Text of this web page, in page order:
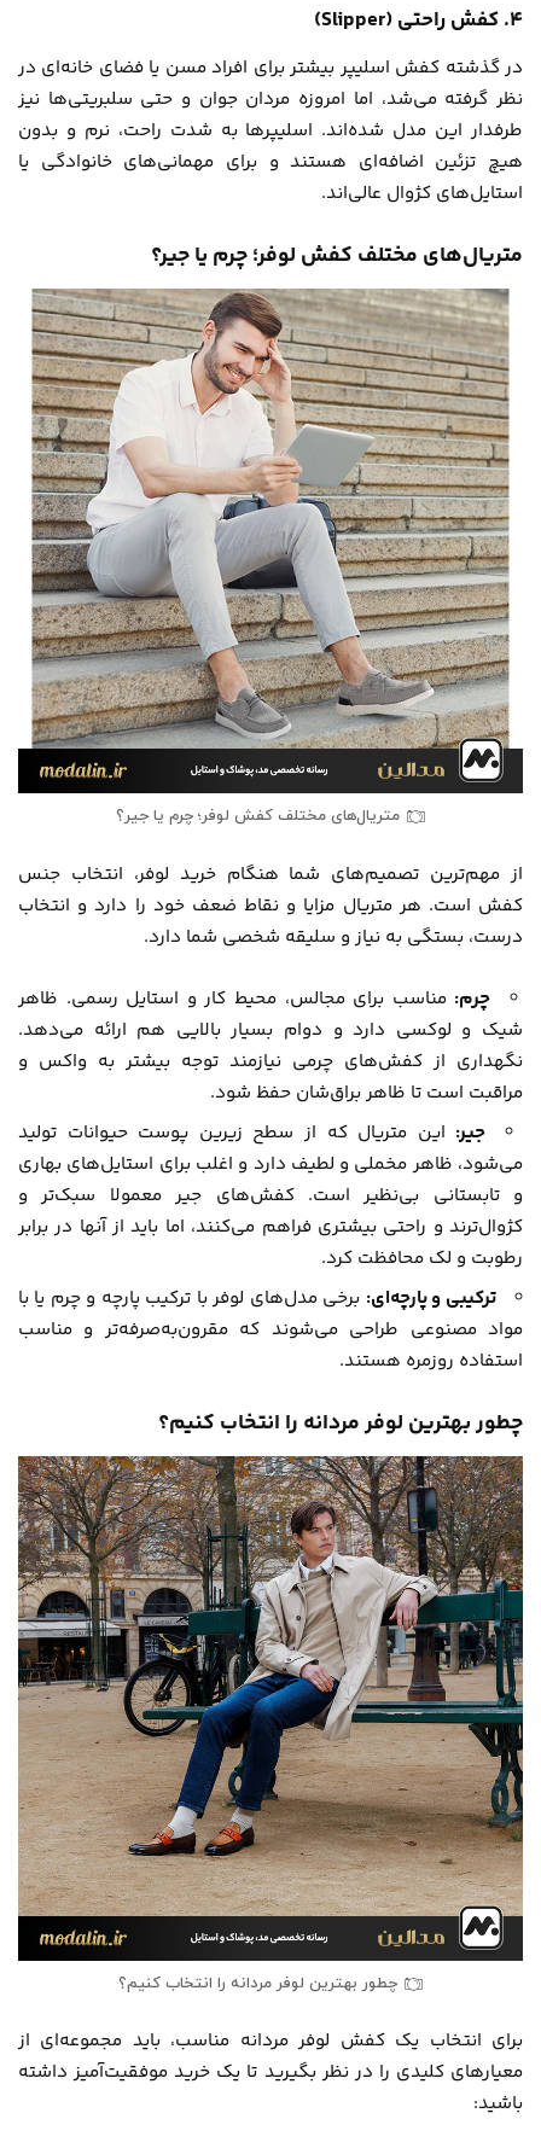
۴. کفش راحتی (Slipper)
در گذشته کفش اسلیپر بیشتر برای افراد مسن یا فضای خانه‌ای در
نظر گرفته می‌شد، اما امروزه مردان جوان و حتی سلبریتی‌ها نیز
طرفدار این مدل شده‌اند. اسلیپرها به شدت راحت، نرم و بدون
هیچ تزئین اضافه‌ای هستند و برای مهمانی‌های خانوادگی یا
استایل‌های کژوال عالی‌اند.
متریال‌های مختلف کفش لوفر؛ چرم یا جیر؟
متریال‌های مختلف کفش لوفر؛ چرم یا جیر؟
از مهم‌ترین تصمیم‌های شما هنگام خرید لوفر، انتخاب جنس
کفش است. هر متریال مزایا و نقاط ضعف خود را دارد و انتخاب
درست، بستگی به نیاز و سلیقه شخصی شما دارد.
چرم: مناسب برای مجالس، محیط کار و استایل رسمی. ظاهر
شیک و لوکسی دارد و دوام بسیار بالایی هم ارائه می‌دهد.
نگهداری از کفش‌های چرمی نیازمند توجه بیشتر به واکس و
مراقبت است تا ظاهر براق‌شان حفظ شود.
جیر: این متریال که از سطح زیرین پوست حیوانات تولید
می‌شود، ظاهر مخملی و لطیف دارد و اغلب برای استایل‌های بهاری
و تابستانی بی‌نظیر است. کفش‌های جیر معمولا سبک‌تر و
کژوال‌ترند و راحتی بیشتری فراهم می‌کنند، اما باید از آنها در برابر
رطوبت و لک محافظت کرد.
ترکیبی و پارچه‌ای: برخی مدل‌های لوفر با ترکیب پارچه و چرم یا با
مواد مصنوعی طراحی می‌شوند که مقرون‌به‌صرفه‌تر و مناسب
استفاده روزمره هستند.
چطور بهترین لوفر مردانه را انتخاب کنیم؟
چطور بهترین لوفر مردانه را انتخاب کنیم؟
برای انتخاب یک کفش لوفر مردانه مناسب، باید مجموعه‌ای از
معیارهای کلیدی را در نظر بگیرید تا یک خرید موفقیت‌آمیز داشته
باشید: